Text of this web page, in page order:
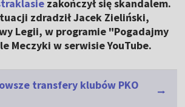
zakończył się skandalem.
zdradził Jacek Zieliński,
Legii, w programie "Pogadajmy
Meczyki w serwisie YouTube.
transfery klubów PKO